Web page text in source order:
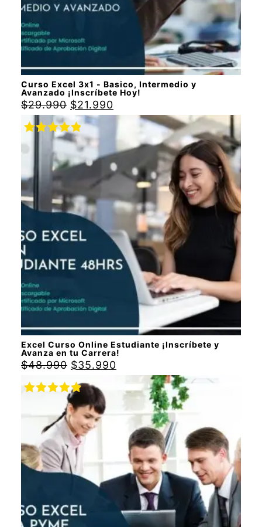
Curso Excel 3x1 - Basico, Intermedio y
Avanzado ¡Inscríbete Hoy!
$29.990 $21.990
Excel Curso Online Estudiante ¡Inscríbete y
Avanza en tu Carrera!
Valorado
con
5.00de
$48.990 $35.990
Valorado
con5.00de